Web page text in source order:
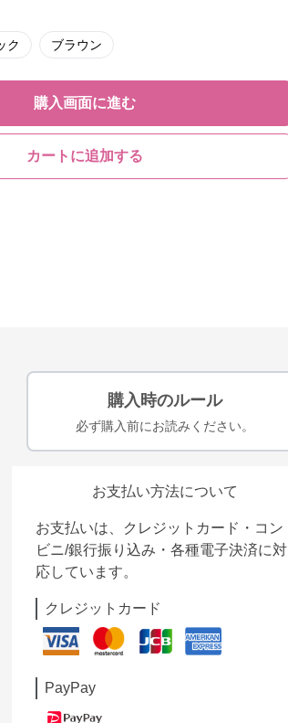
ク ブラウン
購入画面に進む
カートに追加する
購入時のルール
必ず購入前にお読みください。
お支払い方法について
お支払いは、クレジットカード・コン
ビニ/銀行振り込み・各種電子決済に対
応しています。
クレジットカード
PayPay